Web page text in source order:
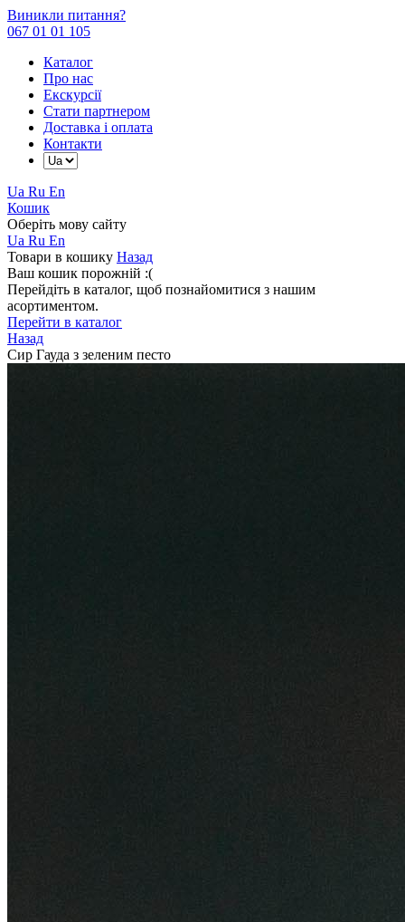
Виникли питання?
067 01 01 105
Каталог
Про нас
Екскурсії
Стати партнером
Доставка і оплата
Контакти
Ua Ru En
Кошик
Оберіть мову сайту
Ua Ru En
Товари в кошику Назад
Ваш кошик порожній :(
Перейдіть в каталог, щоб познайомитися з нашим
асортиментом.
Перейти в каталог
Назад
Сир Гауда з зеленим песто